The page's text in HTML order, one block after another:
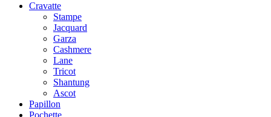
Cravatte
Stampe
Jacquard
Garza
Cashmere
Lane
Tricot
Shantung
Ascot
Papillon
Pochette